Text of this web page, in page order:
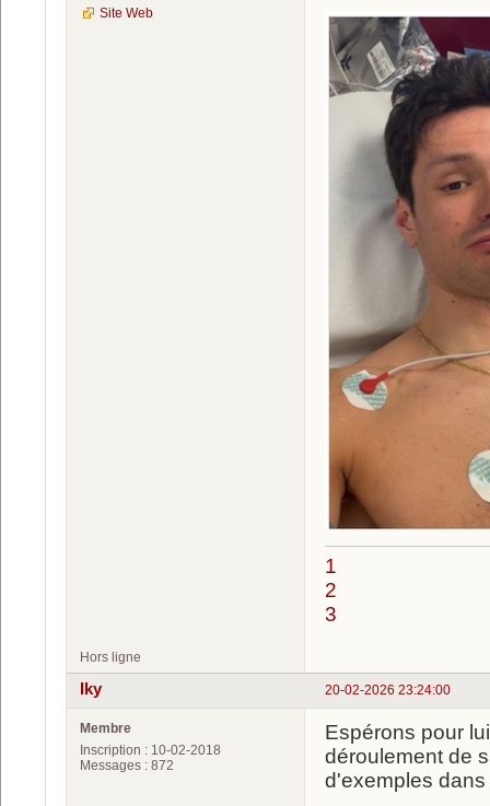
Site Web
1
2
3
Hors ligne
20-02-2026 23:24:00
Iky
Membre
Inscription : 10-02-2018
Messages : 872
Espérons pour
déroulement de
d'exemples